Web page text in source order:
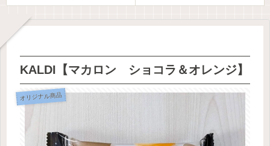
KALDI【マカロン ショコラ＆オレンジ】
オリジナル商品